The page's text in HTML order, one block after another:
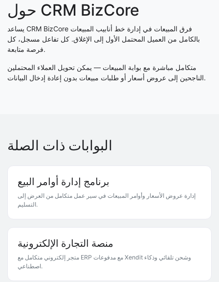
حول CRM BizCore
يساعد CRM BizCore فرق المبيعات في إدارة خط أنابيب المبيعات
بالكامل من العميل المحتمل الأول إلى الإغلاق. كل تفاعل مسجل، كل
فرصة متابعة.
متكامل مباشرة مع بوابة المبيعات — يمكن تحويل العملاء المحتملين
الناجحين إلى عروض أسعار أو طلبات مبيعات بدون إعادة إدخال البيانات.
البوابات ذات الصلة
برنامج إدارة أوامر البيع
إدارة عروض الأسعار وأوامر المبيعات في سير عمل متكامل من العرض إلى
التسليم.
منصة التجارة الإلكترونية
متجر إلكتروني متكامل مع ERP مع مدفوعات Xendit وشحن تلقائي وذكاء
اصطناعي.